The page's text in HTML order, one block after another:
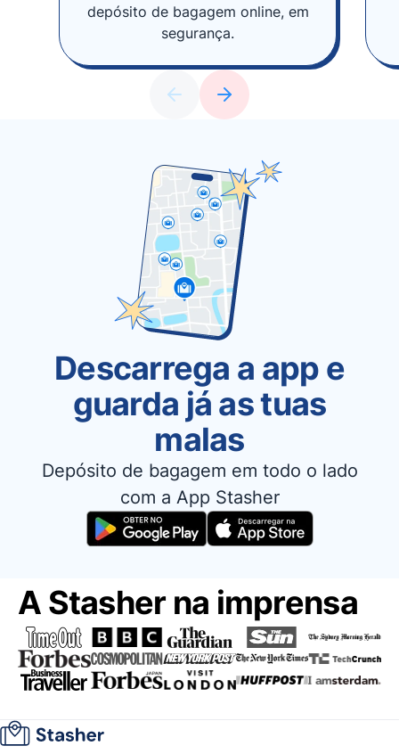
depósito de bagagem online, em
segurança.
Descarrega a app e
guarda já as tuas
malas
Depósito de bagagem em todo o lado
com a App Stasher
A Stasher na imprensa